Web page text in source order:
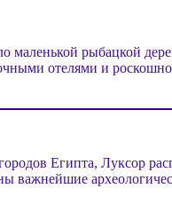
маленькой рыбацкой
отелями и
Египта, Луксор
важнейшие